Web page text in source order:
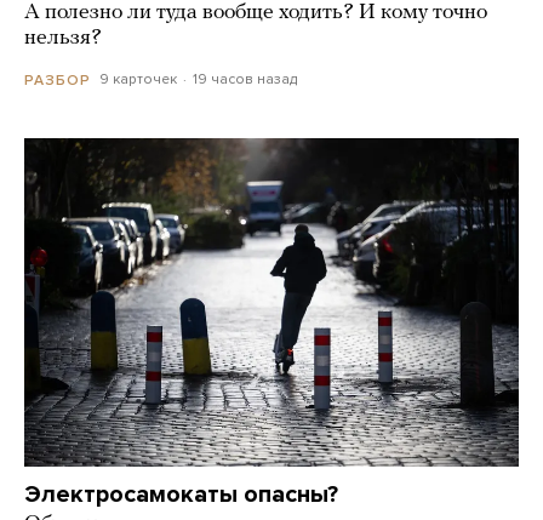
А полезно ли туда вообще ходить? И кому точно
нельзя?
РАЗБОР 9 карточек 19 часов назад
Электросамокаты опасны?